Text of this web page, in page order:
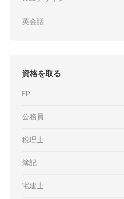
英会話
資格を取る
FP
公務員
税理士
簿記
宅建士